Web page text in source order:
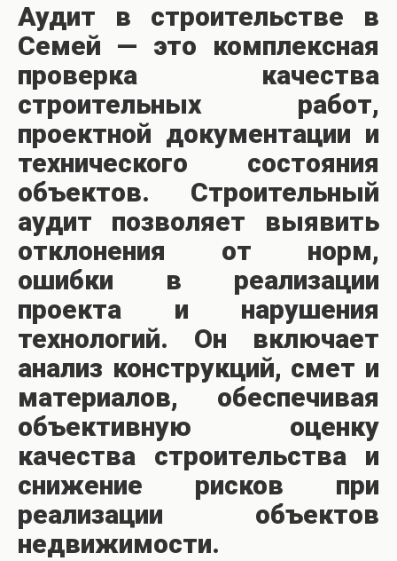
Аудит в строительстве в
Семей — это комплексная
проверка качества
строительных работ,
проектной документации и
технического состояния
объектов. Строительный
аудит позволяет выявить
отклонения от норм,
ошибки в реализации
проекта и нарушения
технологий. Он включает
анализ конструкций, смет и
материалов, обеспечивая
объективную оценку
качества строительства и
снижение рисков при
реализации объектов
недвижимости.